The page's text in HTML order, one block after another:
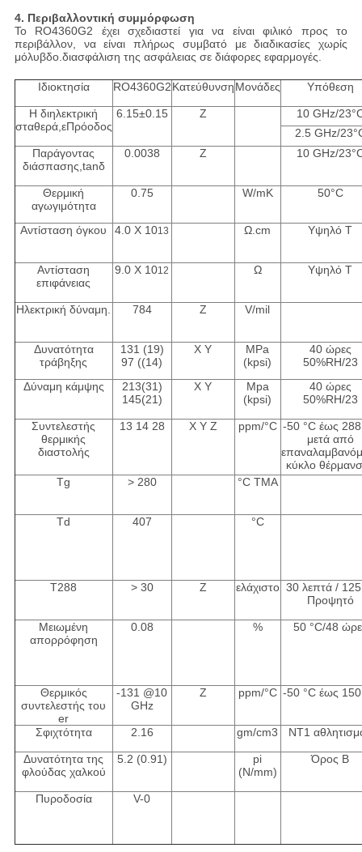
4. Περιβαλλοντική συμμόρφωση
Το RO4360G2 έχει σχεδιαστεί για να είναι φιλικό προς το
περιβάλλον, να είναι πλήρως συμβατό με διαδικασίες χωρίς
μόλυβδο.διασφάλιση της ασφάλειας σε διάφορες εφαρμογές.
Ιδιοκτησία RO4360G2ΚατεύθυνσηΜονάδες Υπόθεση
Η διηλεκτρική
σταθερά,εΠρόοδος
6.15±0.15 Z
10 GHz/
2.5 GHz/
Παράγοντας
διάσπασης,tanδ
0.0038 Z 10 GHz/
Θερμική
αγωγιμότητα
0.75 W/mK 50°C
Αντίσταση όγκου 4.0 X 1013 Ω.cm Υψηλό T
Αντίσταση
επιφάνειας
9.0 X 1012 Ω Υψηλό T
Ηλεκτρική δύναμη. 784 Z V/mil
Δυνατότητα
τράβηξης
131 (19)
97 ((14)
Χ Y
MPa
(kpsi)
40 ώρες
50%RH/23
Δύναμη κάμψης
213(31)
145(21)
Χ Y
Mpa
(kpsi)
40 ώρες
50%RH/23
Συντελεστής
θερμικής
διαστολής
13 14 28 X Y Z ppm/°C -50 °C έως
μετά από
κύκλο
Tg
> 280 °C TMA
Td 407 °C
Τ288 > 30 Z ελάχιστο 30 λεπτά /
Προψητό
Μειωμένη
απορρόφηση
0.08 % 50 °C/48
Θερμικός
συντελεστής του
er
-131 @10
GHz
Z ppm/°C -50 °C έως
Σφιχτότητα 2.16 gm/cm3 NT1
Δυνατότητα της
φλούδας χαλκού
5.2 (0.91)
pi
(N/mm)
Όρος Β
Πυροδοσία V-0